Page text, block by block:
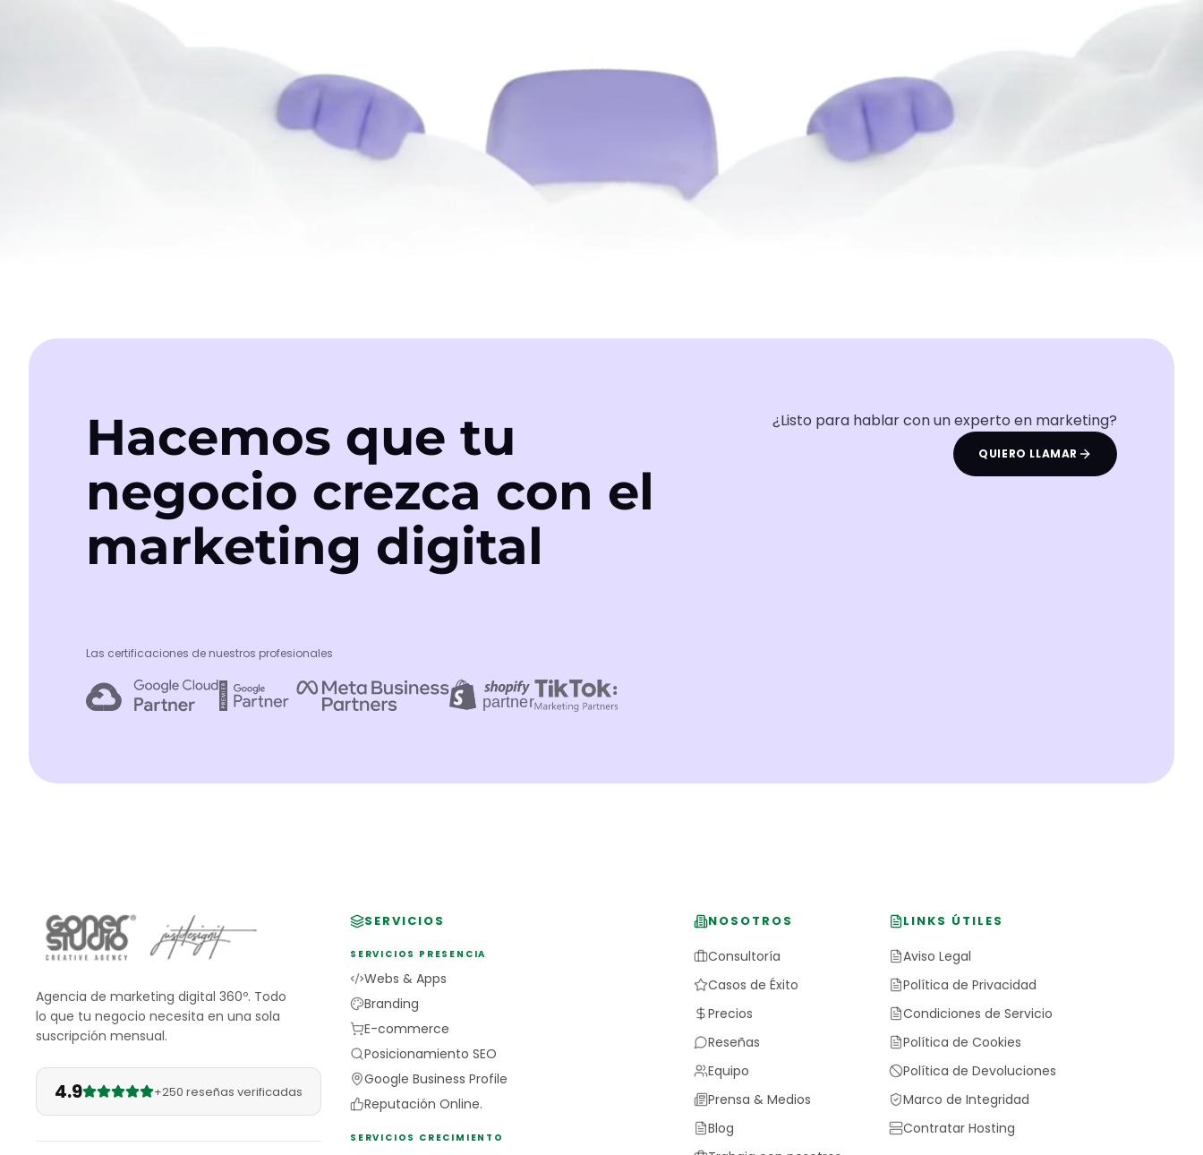
Hacemos que tu
negocio crezca con el
marketing digital
¿Listo para hablar con un experto en marketing?
QUIERO LLAMAR
Las certificaciones de nuestros profesionales
Agencia de marketing digital 360º. Todo
lo que tu negocio necesita en una sola
suscripción mensual.
4.9 +250 reseñas verificadas
SERVICIOS
SERVICIOS PRESENCIA
Webs & Apps
Branding
E-commerce
Posicionamiento SEO
Google Business Profile
Reputación Online.
SERVICIOS CRECIMIENTO
NOSOTROS
Consultoría
Casos de Éxito
Precios
Reseñas
Equipo
Prensa & Medios
Blog
LINKS ÚTILES
Aviso Legal
Política de Privacidad
Condiciones de Servicio
Política de Cookies
Política de Devoluciones
Marco de Integridad
Contratar Hosting